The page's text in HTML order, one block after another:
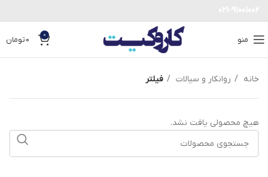
منو 0
0تومان
خانه روانکار و سیالات فیلتر
هیچ محصولی یافت نشد.